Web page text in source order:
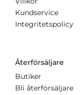
Kundservice
Integritetspolicy
Återförsäljare
Butiker
Bli återförsäljare